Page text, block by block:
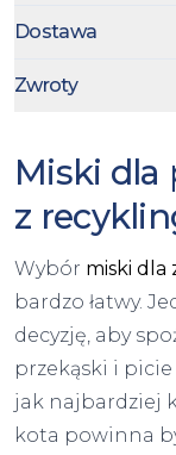
Dostawa
Zwroty
Miski dla
z
Wybór miski dla
bardzo łatwy.
decyzję, aby
przekąski i
jak najbardziej
kota powinna